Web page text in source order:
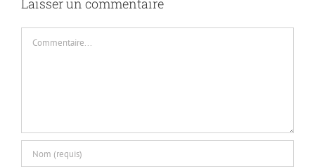
Laisser un commentaire